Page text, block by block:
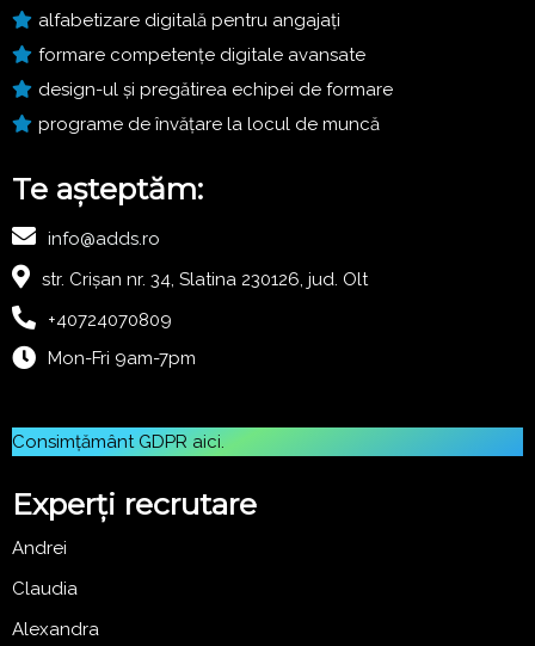
alfabetizare digitală pentru angajați
formare competențe digitale avansate
design-ul și pregătirea echipei de formare
programe de învățare la locul de muncă
Te așteptăm:
info@adds.ro
str. Crișan nr. 34, Slatina 230126, jud. Olt
+40724070809
Mon-Fri 9am-7pm
Consimțământ GDPR aici.
Experți recrutare
Andrei
Claudia
Alexandra